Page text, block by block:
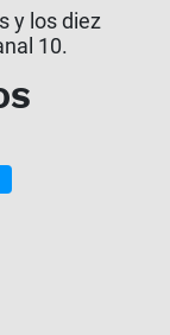
y los diez
10.